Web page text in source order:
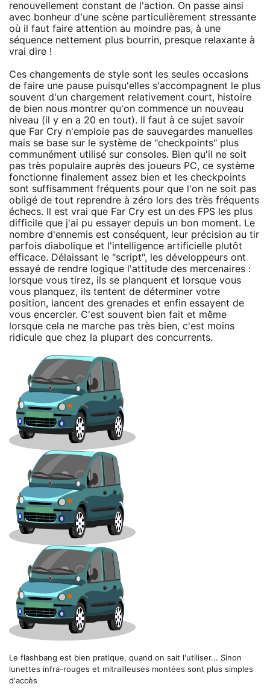
renouvellement constant de l'action. On passe ainsi
avec bonheur d'une scène particulièrement stressante
où il faut faire attention au moindre pas, à une
séquence nettement plus bourrin, presque relaxante à
vrai dire !
Ces changements de style sont les seules occasions
de faire une pause puisqu'elles s'accompagnent le plus
souvent d'un chargement relativement court, histoire
de bien nous montrer qu'on commence un nouveau
niveau (il y en a 20 en tout). Il faut à ce sujet savoir
que Far Cry n'emploie pas de sauvegardes manuelles
mais se base sur le système de "checkpoints" plus
communément utilisé sur consoles. Bien qu'il ne soit
pas très populaire auprès des joueurs PC, ce système
fonctionne finalement assez bien et les checkpoints
sont suffisamment fréquents pour que l'on ne soit pas
obligé de tout reprendre à zéro lors des très fréquents
échecs. Il est vrai que Far Cry est un des FPS les plus
difficile que j'ai pu essayer depuis un bon moment. Le
nombre d'ennemis est conséquent, leur précision au tir
parfois diabolique et l'intelligence artificielle plutôt
efficace. Délaissant le "script", les développeurs ont
essayé de rendre logique l'attitude des mercenaires :
lorsque vous tirez, ils se planquent et lorsque vous
vous planquez, ils tentent de déterminer votre
position, lancent des grenades et enfin essayent de
vous encercler. C'est souvent bien fait et même
lorsque cela ne marche pas très bien, c'est moins
ridicule que chez la plupart des concurrents.
Le flashbang est bien pratique, quand on sait l'utiliser... Sinon
lunettes infra-rouges et mitrailleuses montées sont plus simples
d'accès